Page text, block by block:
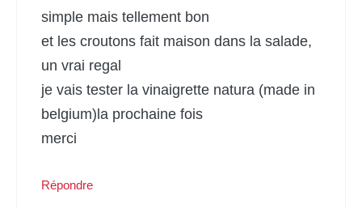
simple mais tellement bon
et les croutons fait maison dans la salade,
un vrai regal
je vais tester la vinaigrette natura (made in
belgium)la prochaine fois
merci
Répondre